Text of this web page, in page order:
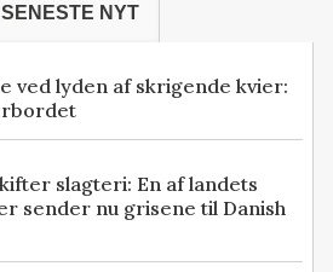
SENESTE NYT
ved lyden af skrigende kvier:
slagteri: En af landets
sender nu grisene til Danish